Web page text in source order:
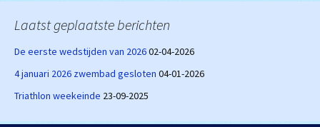
Laatst geplaatste berichten
De eerste wedstijden van 202602-04-2026
4 januari 2026 zwembad gesloten 04-01-2026
Triathlon weekeinde 23-09-2025